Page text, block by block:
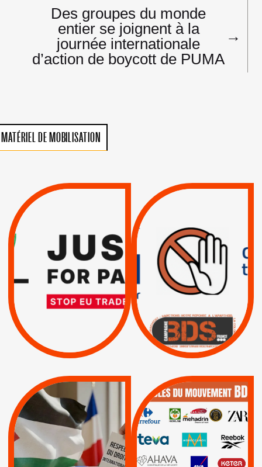
Des groupes du monde
entier se joignent à la
journée internationale
d’action de boycott de PUMA
→
MATÉRIEL DE MOBILISATION
VIOLATIONS DES
SUSPENSION
TOTALE DE
L’ACCORD
D’ASSOCIATION UE-
ISRAËL
| Actus Pétitions
RESPECT DU DROIT
INTERNATIONAL ?
TRUMP, MACRON :
MÊME COMBAT
| Actus |
| Boycott militaire |
Lettres d'interpellation
MUNICIPALES 2026 :
JE VOTE POUR LE
RESPECT DU DROIT
INTERNATIONAL EN
PALESTINE
QUE BOYCOTTER ?
BOYCOTT /
AXA BNP | CAF |
Carrefour | HP |